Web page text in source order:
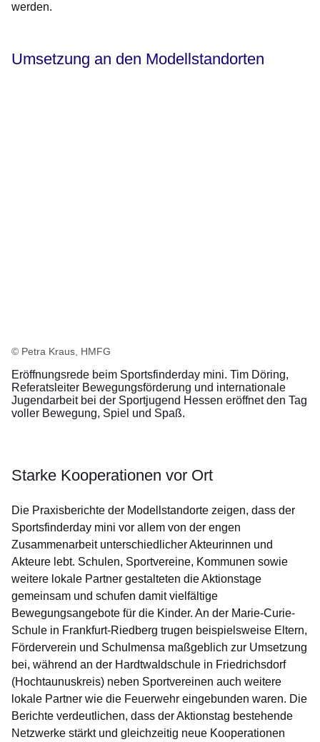
werden.
Umsetzung an den Modellstandorten
© Petra Kraus, HMFG
Eröffnungsrede beim Sportsfinderday mini. Tim Döring,
Referatsleiter Bewegungsförderung und internationale
Jugendarbeit bei der Sportjugend Hessen eröffnet den Tag
voller Bewegung, Spiel und Spaß.
Starke Kooperationen vor Ort
Die Praxisberichte der Modellstandorte zeigen, dass der
Sportsfinderday mini vor allem von der engen
Zusammenarbeit unterschiedlicher Akteurinnen und
Akteure lebt. Schulen, Sportvereine, Kommunen sowie
weitere lokale Partner gestalteten die Aktionstage
gemeinsam und schufen damit vielfältige
Bewegungsangebote für die Kinder. An der Marie-Curie-
Schule in Frankfurt-Riedberg trugen beispielsweise Eltern,
Förderverein und Schulmensa maßgeblich zur Umsetzung
bei, während an der Hardtwaldschule in Friedrichsdorf
(Hochtaunuskreis) neben Sportvereinen auch weitere
lokale Partner wie die Feuerwehr eingebunden waren. Die
Berichte verdeutlichen, dass der Aktionstag bestehende
Netzwerke stärkt und gleichzeitig neue Kooperationen